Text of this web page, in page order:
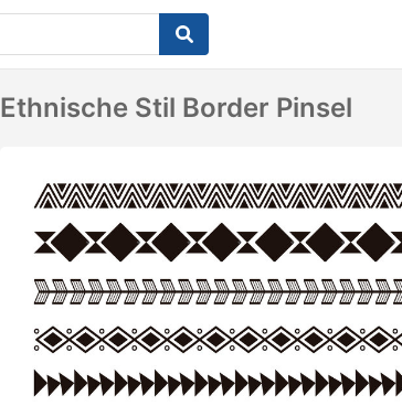
Ethnische Stil Border Pinsel